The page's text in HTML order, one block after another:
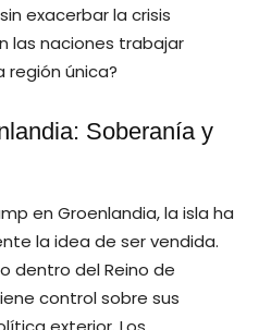
exacerbar la crisis
las naciones trabajar
única?
Soberanía y
en Groenlandia, la isla ha
la idea de ser vendida.
dentro del Reino de
control sobre sus